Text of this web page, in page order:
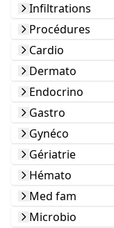
Infiltrations
Procédures
Cardio
Dermato
Endocrino
Gastro
Gynéco
Gériatrie
Hémato
Med fam
Microbio